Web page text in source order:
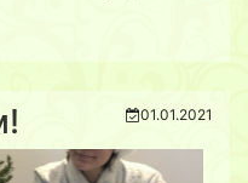
01.01.2021